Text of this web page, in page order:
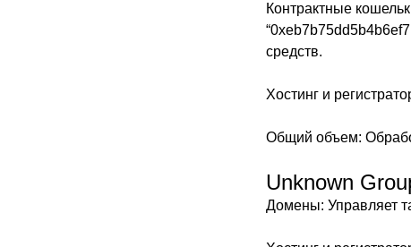
Контрактные
средств.
Хостинг и
Общий объем:
Unknown
Домены: Управляет